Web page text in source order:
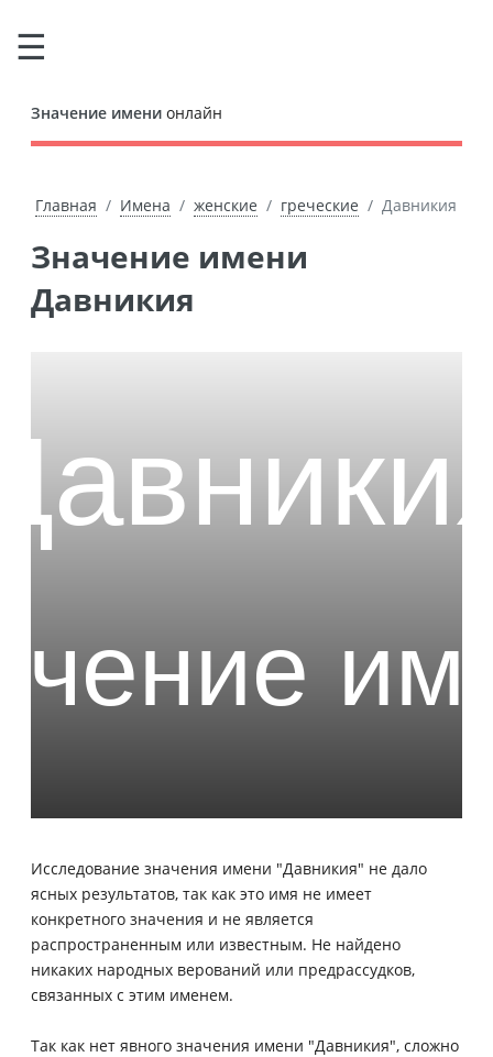
Значение имени онлайн
Главная Имена женские греческие Давникия
Значение имени
Давникия
Исследование значения имени "Давникия" не дало
ясных результатов, так как это имя не имеет
конкретного значения и не является
распространенным или известным. Не найдено
никаких народных верований или предрассудков,
связанных с этим именем.
Так как нет явного значения имени "Давникия", сложно